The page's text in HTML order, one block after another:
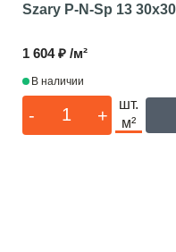
Szary P-N-Sp 13
1 604 ₽ /м²
В наличии
- +
шт.
м²